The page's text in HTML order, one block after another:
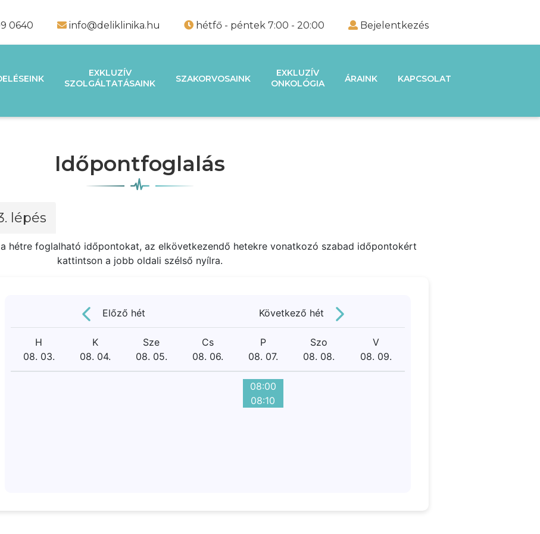
0640 info@deliklinika.hu hétfő - péntek 7:00 - 20:00 Bejelentkezés
EXKLUZÍV
SZOLGÁLTATÁSAINK
SZAKORVOSAINK
EXKLUZÍV
ONKOLÓGIA
ÁRAINK KAPCSOLAT
Időpontfoglalás
lépés
hétre foglalható időpontokat, az elkövetkezendő hetekre vonatkozó szabad időpontokért
kattintson a jobb oldali szélső nyílra.
Előző hét Következő hét
H
08. 03.
K
08. 04.
Sze
08. 05.
Cs
08. 06.
P
08. 07.
Szo
08. 08.
V
08. 09.
08:00
08:10